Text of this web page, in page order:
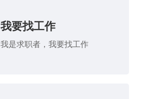
我要找工作
我是求职者，我要找工作